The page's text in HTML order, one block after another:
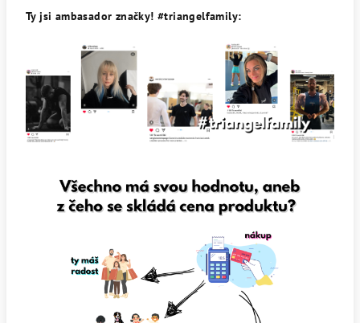
Ty jsi ambasador značky! #triangelfamily: